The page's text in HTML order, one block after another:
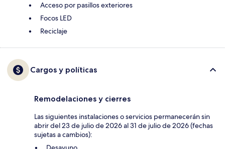
Acceso por pasillos exteriores
Focos LED
Reciclaje
Cargos y políticas
Remodelaciones y cierres
Las siguientes instalaciones o servicios permanecerán sin
abrir del 23 de julio de 2026 al 31 de julio de 2026 (fechas
sujetas a cambios):